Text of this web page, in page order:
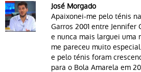
José Morgado
Apaixonei-me pelo ténis
Garros 2001 entre
e nunca mais larguei uma
me pareceu muito
e pelo ténis foram
para o Bola Amarela em